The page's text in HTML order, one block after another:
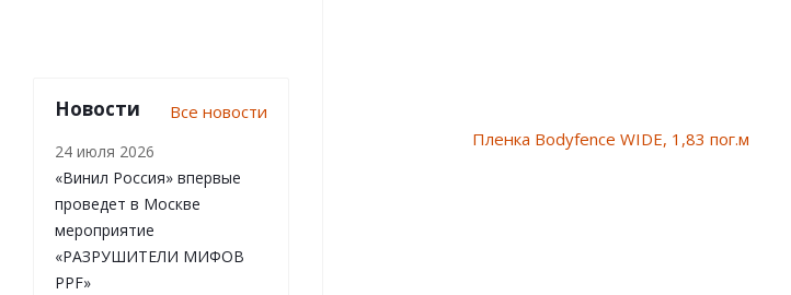
Новости Все новости
24 июля 2026
«Винил Россия» впервые
проведет в Москве
мероприятие
«РАЗРУШИТЕЛИ МИФОВ
PPF»